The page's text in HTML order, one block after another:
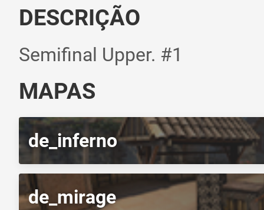
DESCRIÇÃO
Semifinal Upper. #1
MAPAS
de_inferno
de_mirage